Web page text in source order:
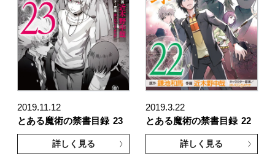
2019.11.12
とある魔術の禁書目録 23
詳しく見る
2019.3.22
とある魔術の禁書目録 22
詳しく見る